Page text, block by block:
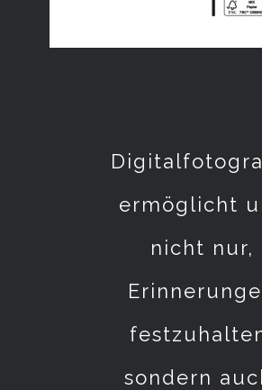
ermöglicht
nicht nur,
sondern